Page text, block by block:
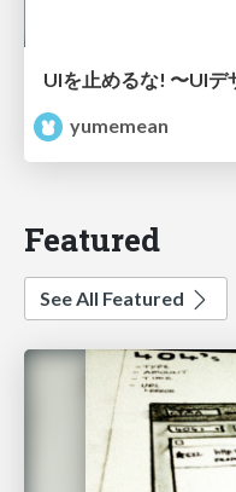
yumemean
Featured
See All Featured